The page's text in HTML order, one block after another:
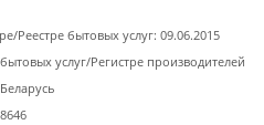
Реестре бытовых услуг: 09.06.2015
услуг/Регистре производителей